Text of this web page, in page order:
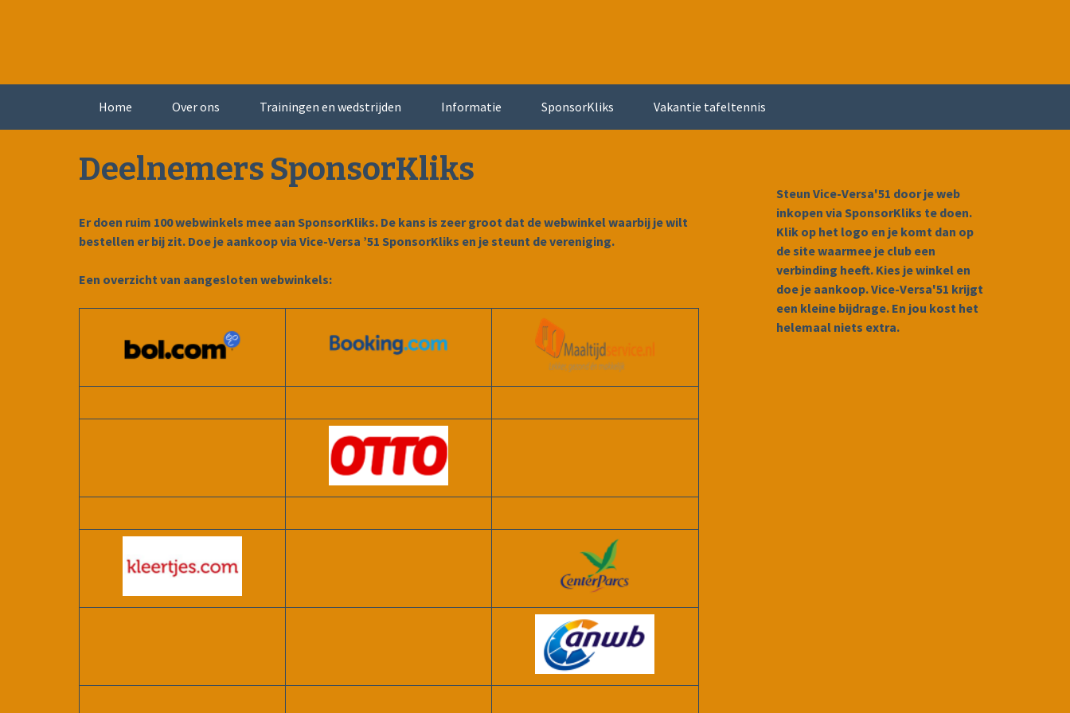
Home Over ons Trainingen en wedstrijden Informatie SponsorKliks Vakantie tafeltennis
Deelnemers SponsorKliks
Er doen ruim 100 webwinkels mee aan SponsorKliks. De kans is zeer groot dat de webwinkel waarbij je wilt
bestellen er bij zit. Doe je aankoop via Vice-Versa ’51 SponsorKliks en je steunt de vereniging.
Een overzicht van aangesloten webwinkels:
Steun Vice-Versa'51 door je web
inkopen via SponsorKliks te doen.
Klik op het logo en je komt dan op
de site waarmee je club een
verbinding heeft. Kies je winkel en
doe je aankoop. Vice-Versa'51 krijgt
een kleine bijdrage. En jou kost het
helemaal niets extra.